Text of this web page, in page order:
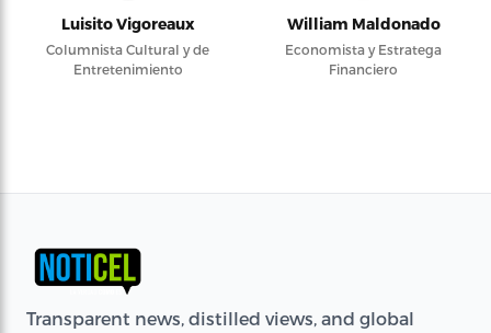
Luisito Vigoreaux
Columnista Cultural y de
Entretenimiento
William Maldonado
Economista y Estratega
Financiero
Transparent news, distilled views, and global